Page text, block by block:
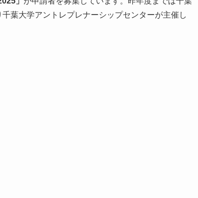
葉大学アントレプレナーシップセンターが主催し